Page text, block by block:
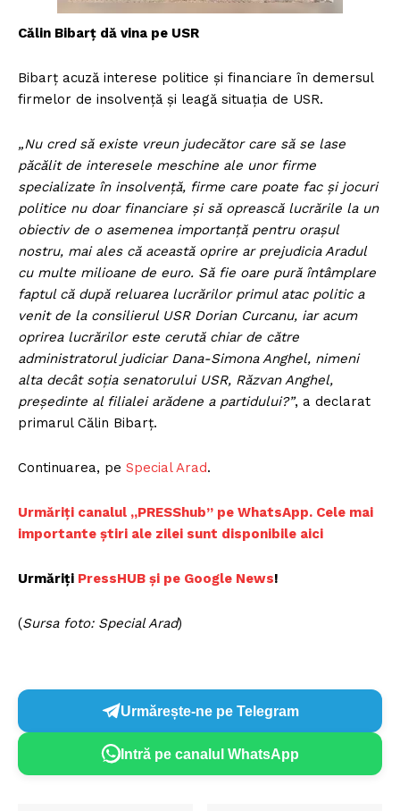
Călin Bibarț dă vina pe USR
Bibarț acuză interese politice și financiare în demersul
firmelor de insolvență și leagă situația de USR.
„Nu cred să existe vreun judecător care să se lase
păcălit de interesele meschine ale unor firme
specializate în insolvență, firme care poate fac și jocuri
politice nu doar financiare și să oprească lucrările la un
obiectiv de o asemenea importanță pentru orașul
nostru, mai ales că această oprire ar prejudicia Aradul
cu multe milioane de euro. Să fie oare pură întâmplare
faptul că după reluarea lucrărilor primul atac politic a
venit de la consilierul USR Dorian Curcanu, iar acum
oprirea lucrărilor este cerută chiar de către
administratorul judiciar Dana-Simona Anghel, nimeni
alta decât soția senatorului USR, Răzvan Anghel,
președinte al filialei arădene a partidului?”, a declarat
primarul Călin Bibarț.
Continuarea, pe Special Arad.
Urmăriți canalul „PRESShub” pe WhatsApp. Cele mai
importante știri ale zilei sunt disponibile aici
Urmăriți PressHUB și pe Google News!
(Sursa foto: Special Arad)
Urmărește-ne pe Telegram
Intră pe canalul WhatsApp